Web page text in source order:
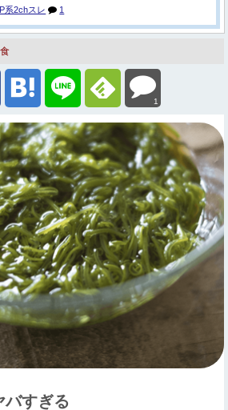
系2chスレ 1
1
バすぎる